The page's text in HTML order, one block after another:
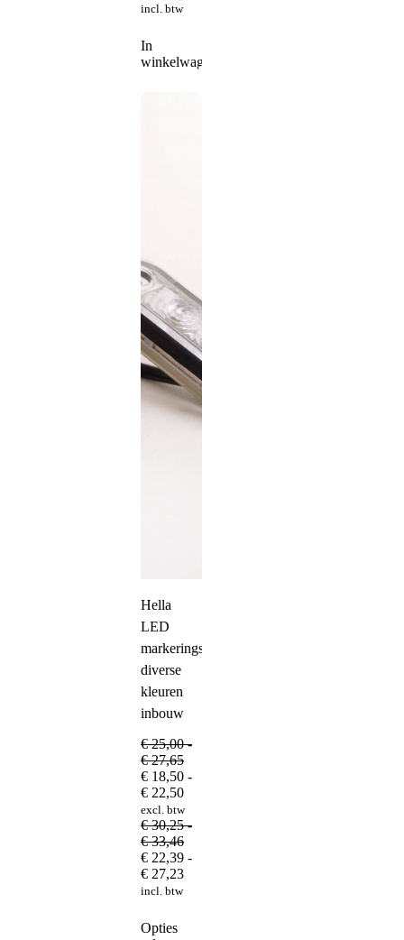
incl. btw
In
winkelwagen
Hella
LED
markeringslamp
diverse
kleuren
inbouw
€25,00 -
€27,65Prijsklasse:
€ 25,00
tot
€ 27,65
€ 18,50 -
€ 22,50Prijsklasse:
€ 18,50
tot
€ 22,50
excl. btw
€30,25 -
€33,46Prijsklasse:
€ 30,25
tot
€ 33,46
€ 22,39 -
€ 27,23Prijsklasse:
€ 22,39
incl. btw
Opties